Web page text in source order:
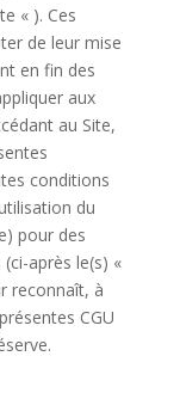
« ). Ces
de leur mise
en fin des
aux
au Site,
conditions
du
pour des
après le(s) «
reconnaît, à
CGU